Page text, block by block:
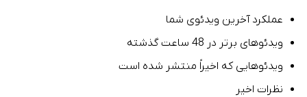
عملکرد آخرین ویدئوی شما
ویدئوهای برتر در 48 ساعت گذشته
ویدئوهایی که اخیراً منتشر شده است
نظرات اخیر